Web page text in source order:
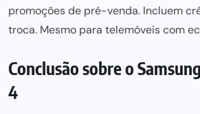
promoções de pré-venda. Incluem
troca. Mesmo para telemóveis com
Conclusão sobre o
4